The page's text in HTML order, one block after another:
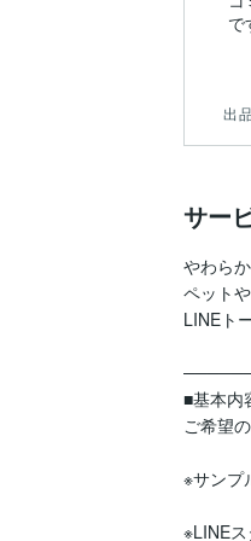
で
出
サー
やわら
ペット
LINEト
■基本内
ご希望
※サンプ
※LINEス